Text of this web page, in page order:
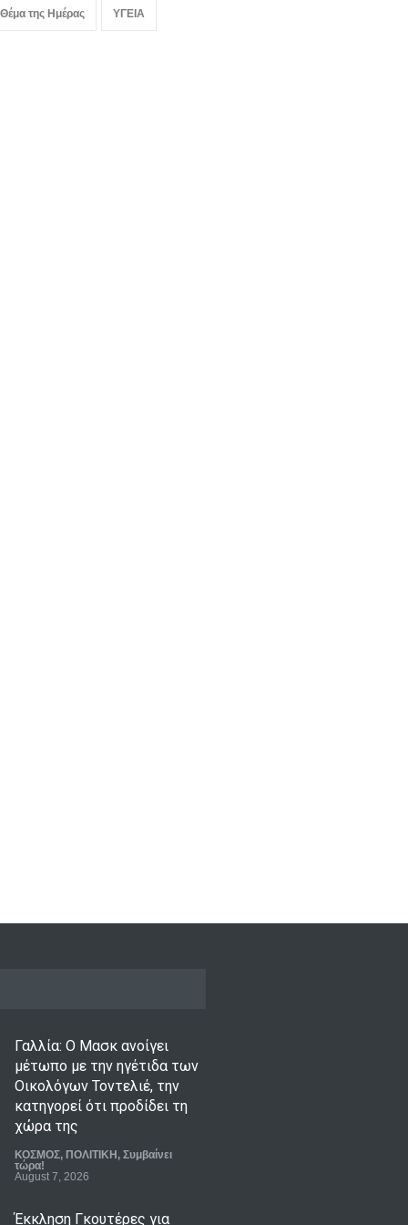
της Ημέρας ΥΓΕΙΑ
Γαλλία: Ο Μασκ ανοίγει
μέτωπο με την ηγέτιδα των
Οικολόγων Τοντελιέ, την
κατηγορεί ότι προδίδει τη
χώρα της
ΚΟΣΜΟΣ, ΠΟΛΙΤΙΚΗ , Συμβαίνει
τώρα!
August 7, 2026
Έκκληση Γκουτέρες για